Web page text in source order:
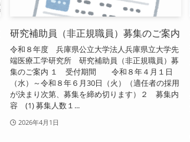
研究補助員（非正規職員）募集のご案内
令和８年度 兵庫県公立大学法人兵庫県立大学先
端医療工学研究所 研究補助員（非正規職員）募
集のご案内 １ 受付期間 令和８年４月１日
（水）～令和８年６月30日（火）（適任者の採用
が決まり次第、募集を締め切ります）２ 募集内
容 (1) 募集人数１...
2026年4月1日